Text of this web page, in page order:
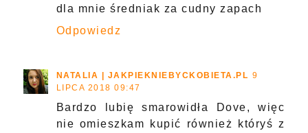
dla mnie średniak za cudny zapach
Odpowiedz
NATALIA | JAKPIEKNIEBYCKOBIETA.PL 9
LIPCA 2018 09:47
Bardzo lubię smarowidła Dove, więc
nie omieszkam kupić również któryś z